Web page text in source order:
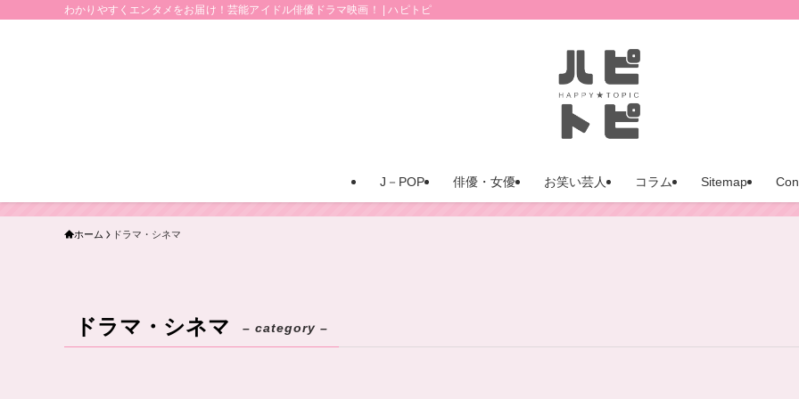
わかりやすくエンタメをお届け！芸能アイドル俳優ドラマ映画！ | ハピトピ
J－POP 俳優・女優 お笑い芸人 コラム Sitemap
ホーム ドラマ・シネマ
ドラマ・シネマ – category –